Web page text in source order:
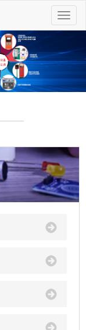
切
换
航